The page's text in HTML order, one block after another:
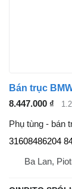
8.447.000 ₫
Phụ tùng - bán
31608486204
Ba Lan,